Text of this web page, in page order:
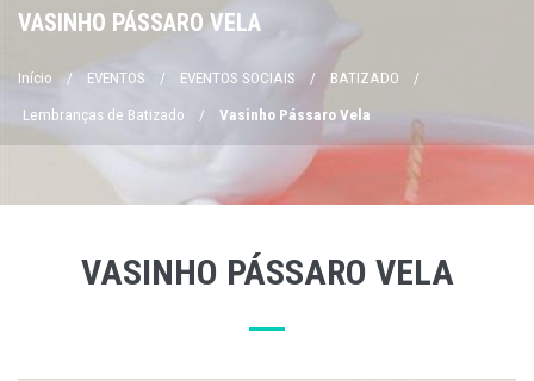
VASINHO PÁSSARO VELA
Início / EVENTOS / EVENTOS SOCIAIS / BATIZADO /
Lembranças de Batizado / Vasinho Pássaro Vela
VASINHO PÁSSARO VELA